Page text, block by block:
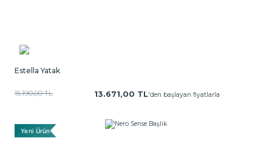
Estella Yatak
15.190,00 TL 13.671,00 TL'den başlayan fiyatlarla
Yeni Ürün